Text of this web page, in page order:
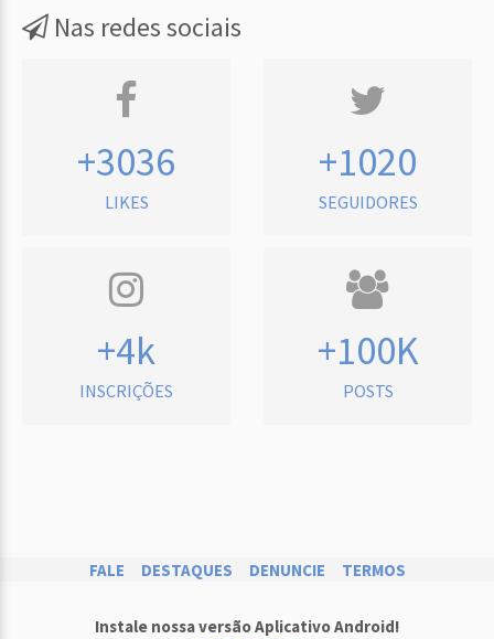
Nas redes sociais
+3036
LIKES
+1020
SEGUIDORES
+4k
INSCRIÇÕES
+100K
POSTS
FALE DESTAQUES DENUNCIE TERMOS
Instale nossa versão Aplicativo Android!